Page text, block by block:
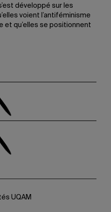
développé sur les
voient l’antiféminisme
et qu’elles se positionnent
UQAM